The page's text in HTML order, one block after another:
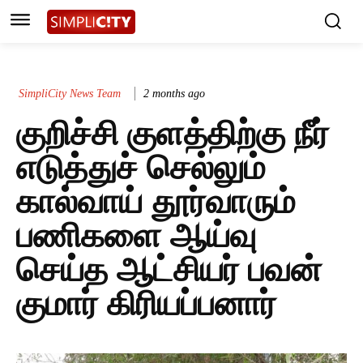
SimpliCity News Team 2 months ago
குறிச்சி குளத்திற்கு நீர்
எடுத்துச் செல்லும்
கால்வாய் தூர்வாரும்
பணிகளை ஆய்வு
செய்த ஆட்சியர் பவன்
குமார் கிரியப்பனார்